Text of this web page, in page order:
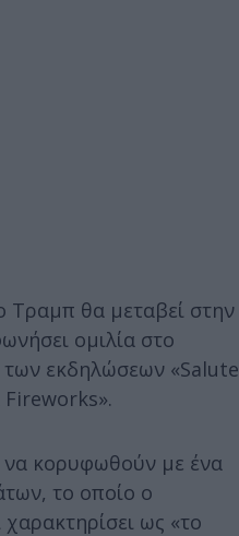
Τραμπ θα μεταβεί στην
ομιλία στο
εκδηλώσεων «Salute
να κορυφωθούν με ένα
το οποίο ο
ως «το